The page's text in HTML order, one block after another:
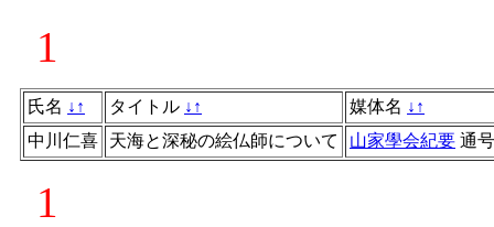
1
氏名 ↓ ↑ タイトル ↓ ↑ 媒体名 ↓ ↑
中川仁喜
天海と深秘の絵仏師について 山家學会紀要 通
1